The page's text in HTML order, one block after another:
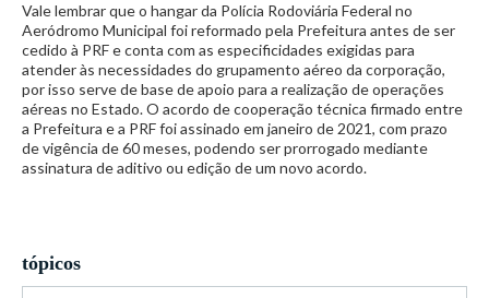
Vale lembrar que o hangar da Polícia Rodoviária Federal no
Aeródromo Municipal foi reformado pela Prefeitura antes de ser
cedido à PRF e conta com as especificidades exigidas para
atender às necessidades do grupamento aéreo da corporação,
por isso serve de base de apoio para a realização de operações
aéreas no Estado. O acordo de cooperação técnica firmado entre
a Prefeitura e a PRF foi assinado em janeiro de 2021, com prazo
de vigência de 60 meses, podendo ser prorrogado mediante
assinatura de aditivo ou edição de um novo acordo.
tópicos